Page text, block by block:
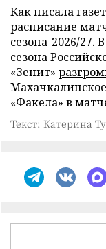
Как писала
расписание
сезона-2026/27.
сезона
«Зенит»
«Факела» в
Текст: Катерина